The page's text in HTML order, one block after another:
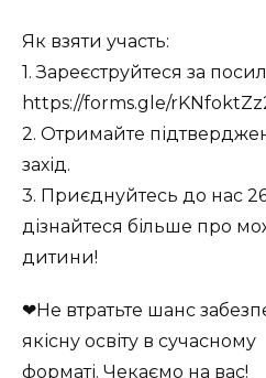
Як взяти участь:
1. Зареєструйтеся за
https://forms.gle/
2. Отримайте
захід.
3. Приєднуйтесь до нас 26
дізнайтеся більше про
дитини!
❤Не втратьте шанс
якісну освіту в сучасному
форматі. Чекаємо на вас!